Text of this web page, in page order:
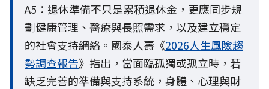
A5：退休準備不只是累積退休金，更應同步規
劃健康管理、醫療與長照需求，以及建立穩定
的社會支持網絡。國泰人壽《2026人生風險趨
勢調查報告》指出，當面臨孤獨或孤立時，若
缺乏完善的準備與支持系統，身體、心理與財